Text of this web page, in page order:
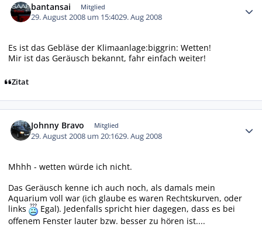
bantansai Mitglied
29. August 2008 um 15:4029. Aug 2008
Es ist das Gebläse der Klimaanlage:biggrin: Wetten!
Mir ist das Geräusch bekannt, fahr einfach weiter!
Zitat
Johnny Bravo Mitglied
29. August 2008 um 20:1629. Aug 2008
Mhhh - wetten würde ich nicht.
Das Geräusch kenne ich auch noch, als damals mein
Aquarium voll war (ich glaube es waren Rechtskurven, oder
links
Egal). Jedenfalls spricht hier dagegen, dass es bei
offenem Fenster lauter bzw. besser zu hören ist....